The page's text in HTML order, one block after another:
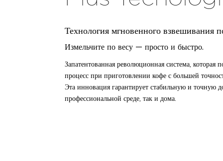
Технология мгновенного
Измельчите по весу — просто и быстро.
Запатентованная революционная система, которая
процесс при приготовлении кофе с большей
Эта инновация гарантирует стабильную и точную
профессиональной среде, так и дома.